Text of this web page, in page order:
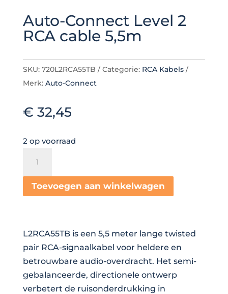
Auto-Connect Level 2
RCA cable 5,5m
SKU: 720L2RCA55TB Categorie: RCA Kabels
Merk: Auto-Connect
€ 32,45
2 op voorraad
Level
2
5,5m
aantal
Toevoegen aan winkelwagen
L2RCA55TB is een 5,5 meter lange twisted
pair RCA-signaalkabel voor heldere en
betrouwbare audio-overdracht. Het semi-
gebalanceerde, directionele ontwerp
verbetert de ruisonderdrukking in